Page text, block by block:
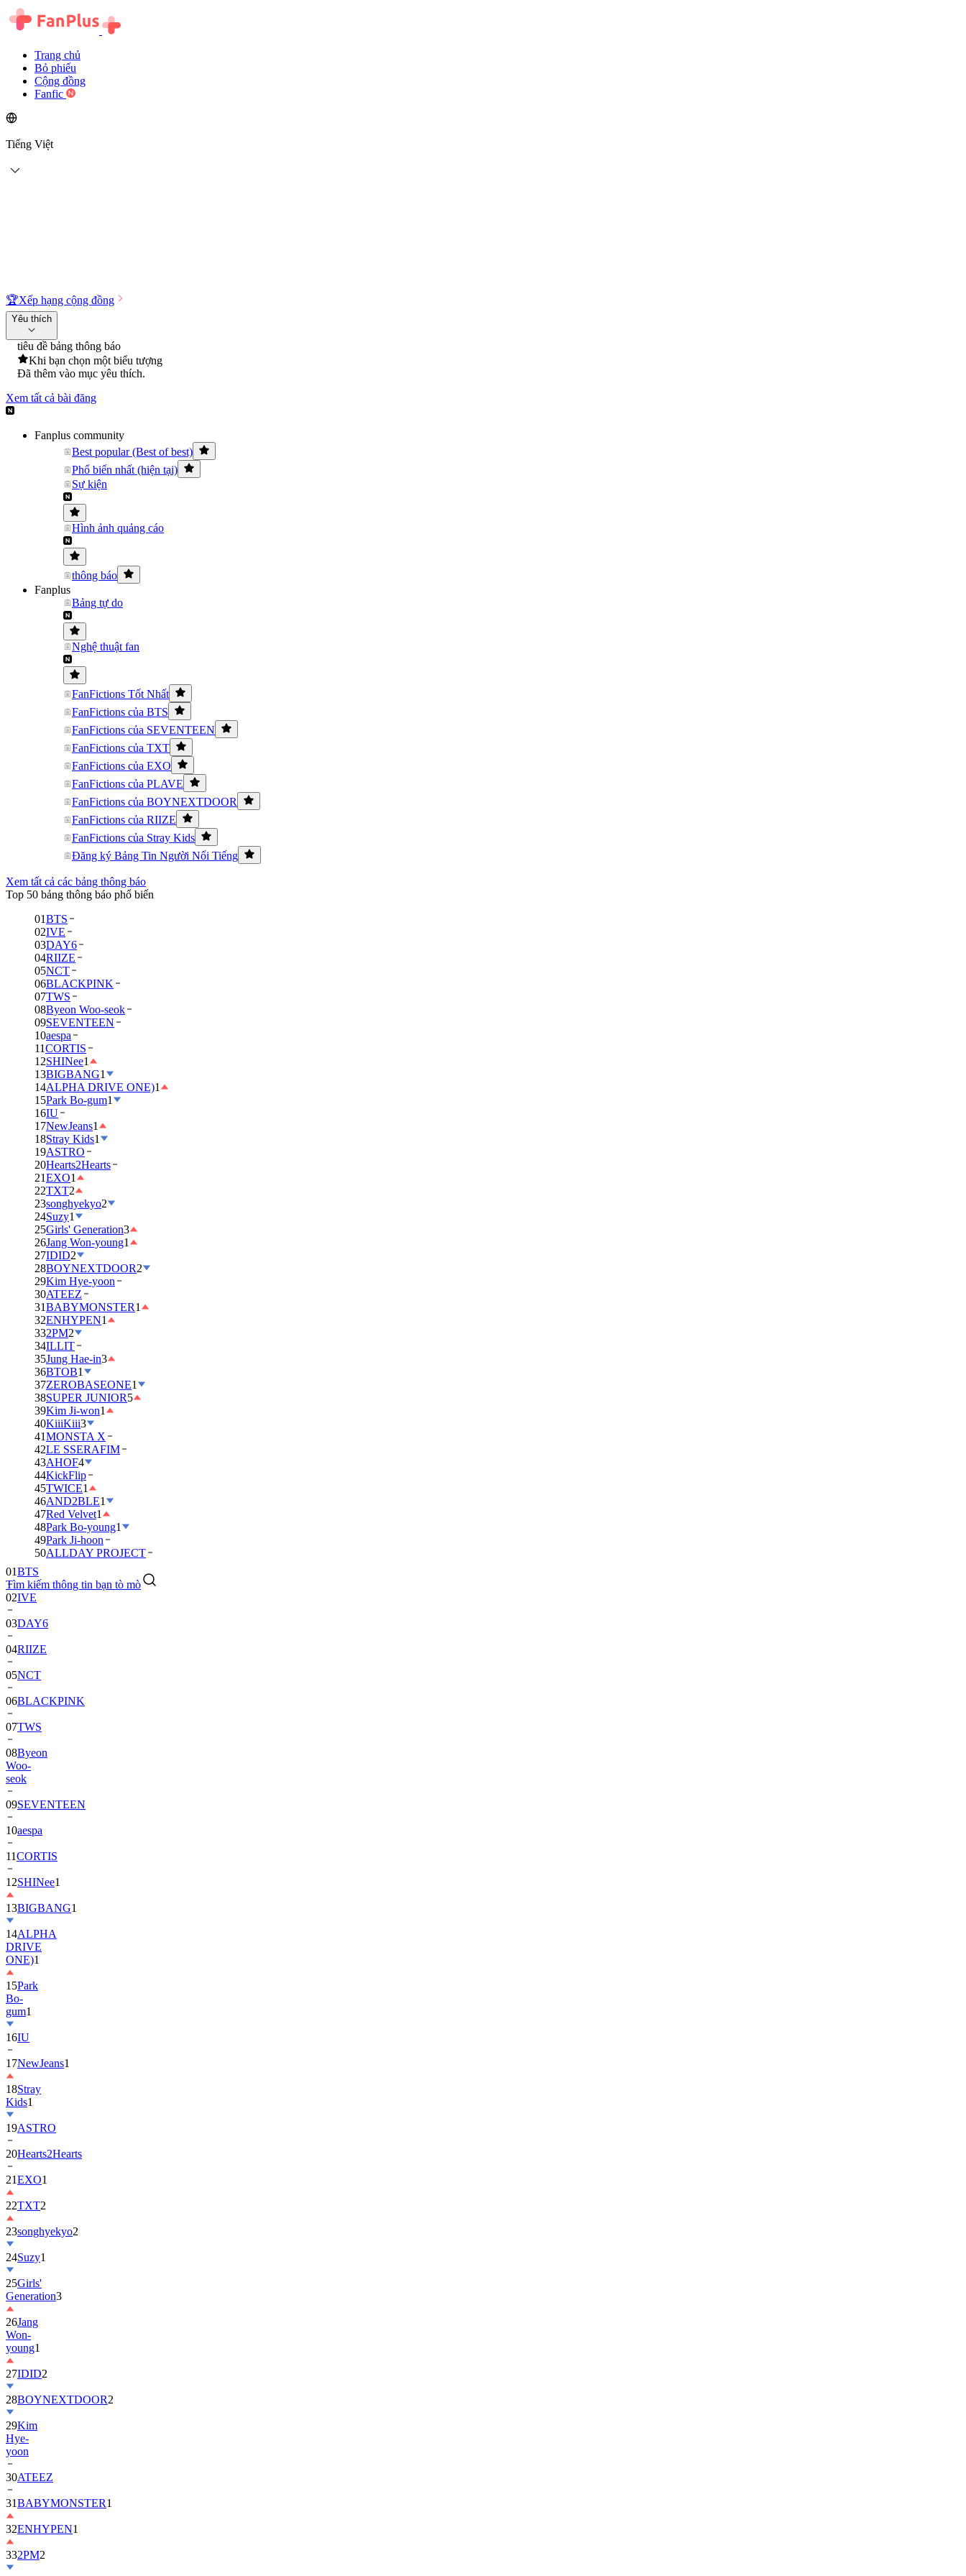
Trang chủ
Bỏ phiếu
Cộng đồng
Fanfic
Tiếng Việt
🏆Xếp hạng cộng đồng
Yêu thích
tiêu đề bảng thông báo
Khi bạn chọn một biểu tượng
Đã thêm vào mục yêu thích.
Xem tất cả bài đăng
Fanplus community
Best popular (Best of best)
Phổ biến nhất (hiện tại)
Sự kiện
Hình ảnh quảng cáo
thông báo
Fanplus
Bảng tự do
Nghệ thuật fan
FanFictions Tốt Nhất
FanFictions của BTS
FanFictions của SEVENTEEN
FanFictions của TXT
FanFictions của EXO
FanFictions của PLAVE
FanFictions của BOYNEXTDOOR
FanFictions của RIIZE
FanFictions của Stray Kids
Đăng ký Bảng Tin Người Nổi Tiếng
Xem tất cả các bảng thông báo
Top 50 bảng thông báo phổ biến
01BTS
02IVE
03DAY6
04RIIZE
05NCT
06BLACKPINK
07TWS
08Byeon Woo-seok
09SEVENTEEN
10aespa
11CORTIS
12SHINee1
13BIGBANG1
14ALPHA DRIVE ONE)1
15Park Bo-gum1
16IU
17NewJeans1
18Stray Kids1
19ASTRO
20Hearts2Hearts
21EXO1
22TXT2
23songhyekyo2
24Suzy1
25Girls' Generation3
26Jang Won-young1
27IDID2
28BOYNEXTDOOR2
29Kim Hye-yoon
30ATEEZ
31BABYMONSTER1
32ENHYPEN1
332PM2
34ILLIT
35Jung Hae-in3
36BTOB1
37ZEROBASEONE1
38SUPER JUNIOR5
39Kim Ji-won1
40KiiiKiii3
41MONSTA X
42LE SSERAFIM
43AHOF4
44KickFlip
45TWICE1
46AND2BLE1
47Red Velvet1
48Park Bo-young1
49Park Ji-hoon
50ALLDAY PROJECT
Tìm kiếm thông tin bạn tò mò
BTS
02IVE
03DAY6
04RIIZE
05NCT
06BLACKPINK
07TWS
08Byeon
Woo-
seok
09SEVENTEEN
10aespa
11CORTIS
12SHINee1
13BIGBANG
14ALPHA
DRIVE
ONE)1
15Park
Bo-
gum1
16IU
17NewJeans
18Stray
Kids
19ASTRO
20Hearts2Hearts
21EXO1
22TXT2
23songhyekyo
24Suzy1
25Girls'
Generation
26Jang
Won-
young1
27IDID
28BOYNEXTDOOR
29Kim
Hye-
yoon
30ATEEZ
31BABYMONSTER
32ENHYPEN1
332PM2
34ILLIT